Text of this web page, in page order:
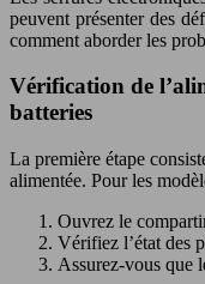
peuvent présenter des
comment aborder les
Vérification de
batteries
La première étape
alimentée. Pour les
Ouvrez le
Vérifiez l’état des
Assurez-vous que